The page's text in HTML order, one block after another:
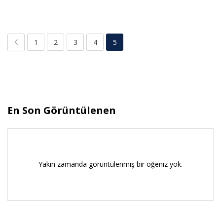
1 2 3 4 5
En Son Görüntülenen
Yakın zamanda görüntülenmiş bir öğeniz yok.